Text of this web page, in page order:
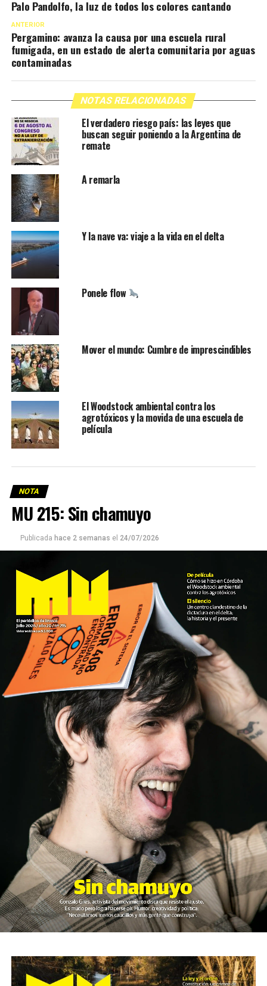
Palo Pandolfo, la luz de todos los colores cantando
ANTERIOR
Pergamino: avanza la causa por una escuela rural
fumigada, en un estado de alerta comunitaria por aguas
contaminadas
NOTAS RELACIONADAS
El verdadero riesgo país: las leyes que
buscan seguir poniendo a la Argentina de
remate
A remarla
Y la nave va: viaje a la vida en el delta
Ponele flow
Mover el mundo: Cumbre de imprescindibles
El Woodstock ambiental contra los
agrotóxicos y la movida de una escuela de
película
NOTA
MU 215: Sin chamuyo
Publicada hace 2 semanas el 24/07/2026